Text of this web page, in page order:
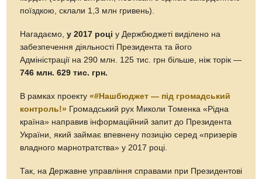
поїздкою, склали 1,3 млн гривень).
Нагадаємо,у 2017 році у Держбюджеті виділено на
забезпечення діяльності Президента та його
Адміністрації на 290 млн. 125 тис. грн більше, ніж торік —
746 млн. 629 тис. грн.
В рамках проекту«#Нашбюджет — під громадський
контроль!» Громадський рух Миколи Томенка «Рідна
країна» направив інформаційний запит до Президента
України, який займає впевнену позицію серед «призерів
владного марнотратства» у 2017 році.
Так, на Державне управління справами при Президентові